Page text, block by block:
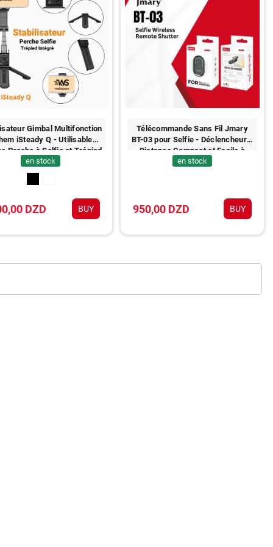
Gimbal Multifonction
iSteady Q - Utilisable
Perche à Selfie et Trépied
en stock
DZD BUY
Télécommande Sans Fil Jmary
BT-03 pour Selfie - Déclencheur à
Distance Compact et Facile à
Utiliser.
en stock
950,00 DZD BUY